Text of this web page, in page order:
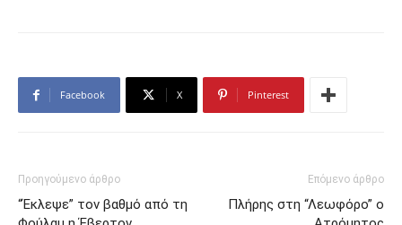
Facebook X Pinterest
Προηγούμενο άρθρο
“Έκλεψε” τον βαθμό από τη
Επόμενο άρθρο
Πλήρης στη “Λεωφόρο” ο